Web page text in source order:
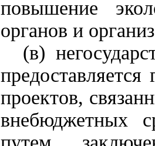
повышение
органов и
(в)
проектов,
внебюджетных